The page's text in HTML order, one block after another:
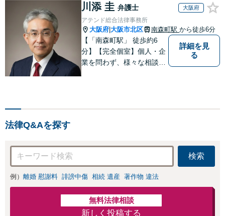
川添 圭 弁護士 大阪府
アテンド総合法律事務所
大阪府 大阪市北区 南森町駅 から徒歩6分
【「南森町駅」 徒歩約6
分】【完全個室】個人・企
業を問わず、様々な相談を
詳細を見
る
法律Q&Aを探す
検索
例） 離婚 慰謝料 誹謗中傷 相続 遺産 著作物 違法
無料法律相談
新しく投稿する